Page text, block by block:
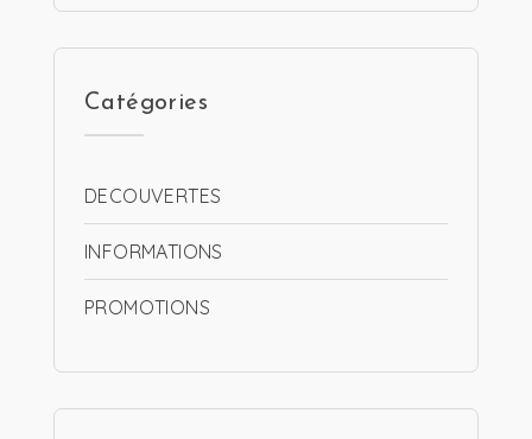
Catégories
DECOUVERTES
INFORMATIONS
PROMOTIONS